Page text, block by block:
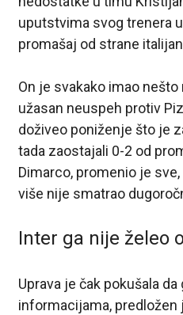
uputstvima svog trenera
promašaj od strane
On je svakako imao
užasan neuspeh protiv
doživeo poniženje što je
tada zaostajali 0-2 od
Dimarco, promenio je
više nije smatrao
Inter ga nije želeo
Uprava je čak pokušala
informacijama, predložen